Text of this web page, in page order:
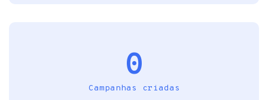
0
Campanhas criadas